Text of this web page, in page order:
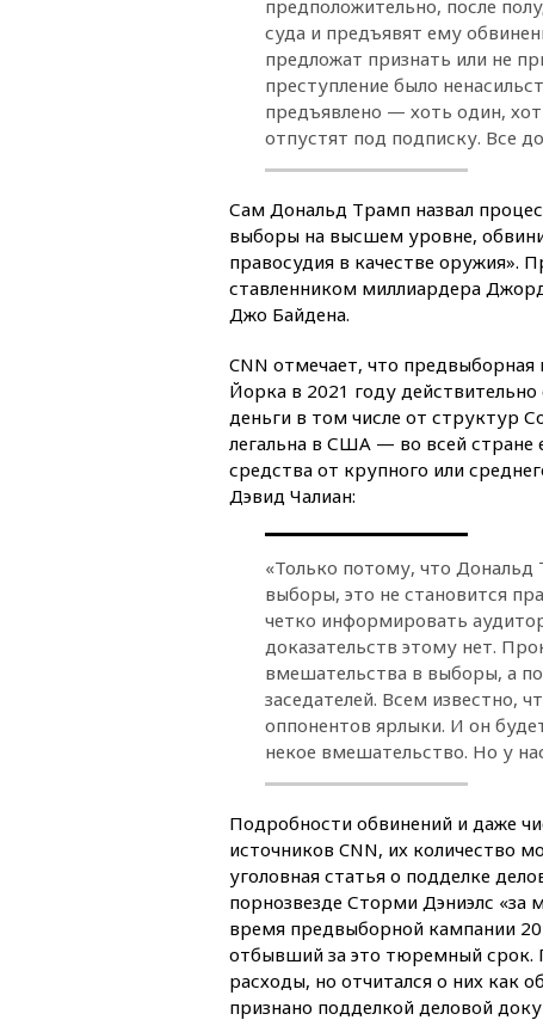
предположительно, после
суда и предъявят ему
предложат признать или не
преступление было
предъявлено — хоть один,
отпустят под подписку. Все
Сам Дональд Трамп назвал
выборы на высшем уровне,
правосудия в качестве оружия».
ставленником миллиардера
Джо Байдена.
CNN отмечает, что
Йорка в 2021 году
деньги в том числе от структур
легальна в США — во всей стране
средства от крупного или
Дэвид Чалиан:
«Только потому, что
выборы, это не становится
четко информировать
доказательств этому нет.
вмешательства в выборы, а
заседателей. Всем известно,
оппонентов ярлыки. И он
некое вмешательство. Но у
Подробности обвинений и даже
источников CNN, их количество
уголовная статья о подделке
порнозвезде Сторми Дэниэлс «за
время предвыборной кампании
отбывший за это тюремный срок.
расходы, но отчитался о них как
признано подделкой деловой